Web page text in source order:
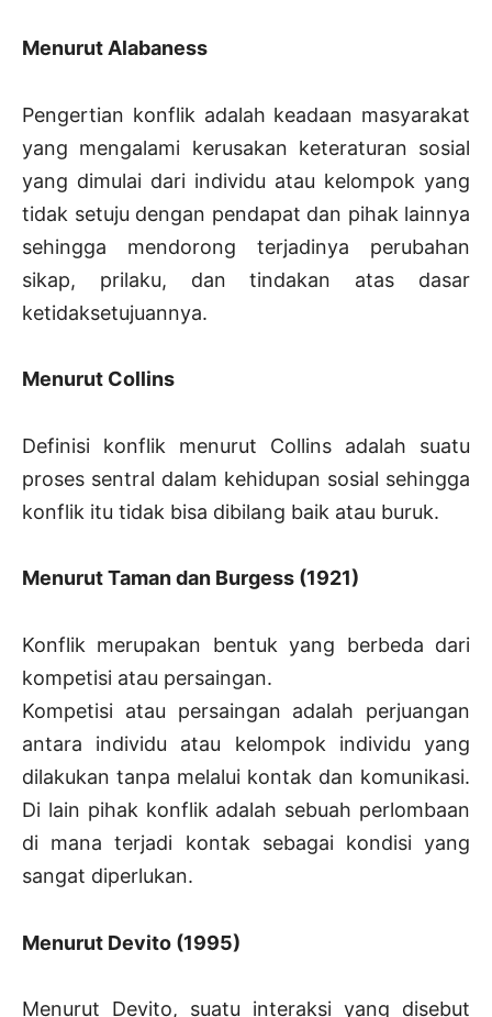
Menurut Alabaness
Pengertian konflik adalah keadaan masyarakat
yang mengalami kerusakan keteraturan sosial
yang dimulai dari individu atau kelompok yang
tidak setuju dengan pendapat dan pihak lainnya
sehingga mendorong terjadinya perubahan
sikap, prilaku, dan tindakan atas dasar
ketidaksetujuannya.
Menurut Collins
Definisi konflik menurut Collins adalah suatu
proses sentral dalam kehidupan sosial sehingga
konflik itu tidak bisa dibilang baik atau buruk.
Menurut Taman dan Burgess (1921)
Konflik merupakan bentuk yang berbeda dari
kompetisi atau persaingan.
Kompetisi atau persaingan adalah perjuangan
antara individu atau kelompok individu yang
dilakukan tanpa melalui kontak dan komunikasi.
Di lain pihak konflik adalah sebuah perlombaan
di mana terjadi kontak sebagai kondisi yang
sangat diperlukan.
Menurut Devito (1995)
Menurut Devito, suatu interaksi yang disebut